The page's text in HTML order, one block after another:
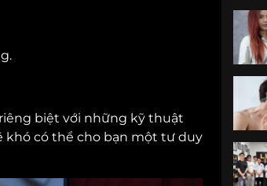
biệt với những kỹ thuật
khó có thể cho bạn một tư duy